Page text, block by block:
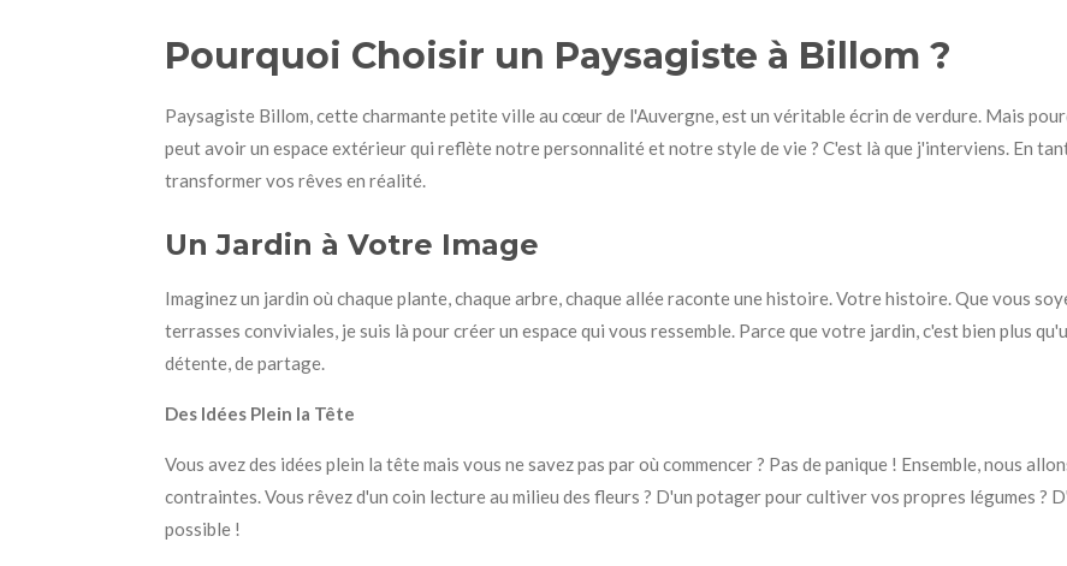
Pourquoi Choisir un Paysagiste à Billom ?
Paysagiste Billom, cette charmante petite ville au cœur de l'Auvergne, est un véritable écrin de verdure. Mais
peut avoir un espace extérieur qui reflète notre personnalité et notre style de vie ? C'est là que j'interviens. En
transformer vos rêves en réalité.
Un Jardin à Votre Image
Imaginez un jardin où chaque plante, chaque arbre, chaque allée raconte une histoire. Votre histoire. Que vous
terrasses conviviales, je suis là pour créer un espace qui vous ressemble. Parce que votre jardin, c'est bien plus
détente, de partage.
Des Idées Plein la Tête
Vous avez des idées plein la tête mais vous ne savez pas par où commencer ? Pas de panique ! Ensemble, nous
contraintes. Vous rêvez d'un coin lecture au milieu des fleurs ? D'un potager pour cultiver vos propres légumes ?
possible !